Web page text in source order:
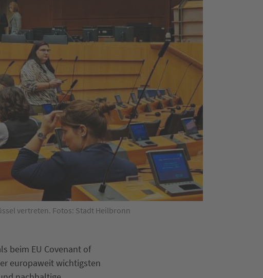
vertreten. Fotos: Stadt Heilbronn
beim EU Covenant of
europaweit wichtigsten